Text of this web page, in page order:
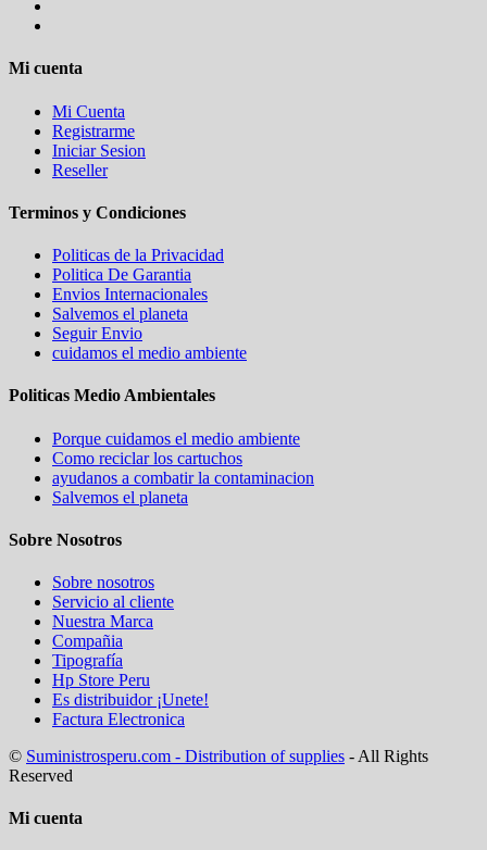
Mi cuenta
Mi Cuenta
Registrarme
Iniciar Sesion
Reseller
Terminos y Condiciones
Politicas de la Privacidad
Politica De Garantia
Envios Internacionales
Salvemos el planeta
Seguir Envio
cuidamos el medio ambiente
Politicas Medio Ambientales
Porque cuidamos el medio ambiente
Como reciclar los cartuchos
ayudanos a combatir la contaminacion
Salvemos el planeta
Sobre Nosotros
Sobre nosotros
Servicio al cliente
Nuestra Marca
Compañia
Tipografía
Hp Store Peru
Es distribuidor ¡Unete!
Factura Electronica
© Suministrosperu.com - Distribution of supplies - All Rights
Reserved
Mi cuenta